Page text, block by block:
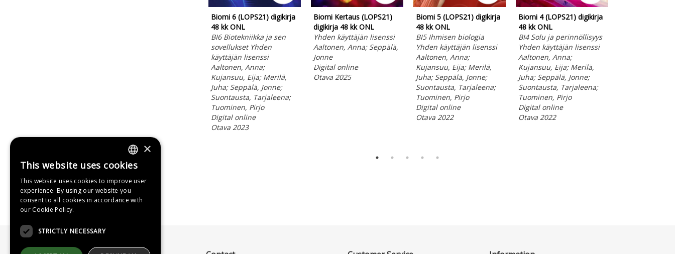
Biomi 6 (LOPS21) digikirja
48 kk ONL
BI6 Biotekniikka ja sen
sovellukset Yhden
käyttäjän lisenssi
Aaltonen, Anna;
Kujansuu, Eija; Merilä,
Juha; Seppälä, Jonne;
Suontausta, Tarjaleena;
Tuominen, Pirjo
Digital online
Otava 2023
Biomi Kertaus (LOPS21)
digikirja 48 kk ONL
Yhden käyttäjän lisenssi
Aaltonen, Anna; Seppälä,
Jonne
Digital online
Otava 2025
Biomi 5 (LOPS21) digikirja
48 kk ONL
BI5 Ihmisen biologia
Yhden käyttäjän lisenssi
Aaltonen, Anna;
Kujansuu, Eija; Merilä,
Juha; Seppälä, Jonne;
Suontausta, Tarjaleena;
Tuominen, Pirjo
Digital online
Otava 2022
Biomi 4 (LOPS21) digikirja
48 kk ONL
BI4 Solu ja perinnöllisyys
Yhden käyttäjän lisenssi
Aaltonen, Anna;
Kujansuu, Eija; Merilä,
Juha; Seppälä, Jonne;
Suontausta, Tarjaleena;
Tuominen, Pirjo
Digital online
Otava 2022
FINNISH
SWEDISH
ENGLISH
×
This website uses cookies
This website uses cookies to improve user
experience. By using our website you
consent to all cookies in accordance with
our Cookie Policy.
STRICTLY NECESSARY